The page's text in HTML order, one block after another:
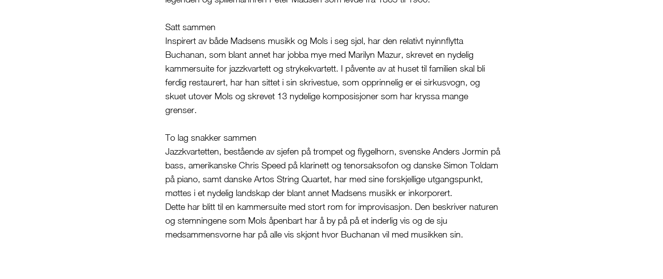
Satt sammen
Inspirert av både Madsens musikk og Mols i seg sjøl, har den relativt nyinnflytta
Buchanan, som blant annet har jobba mye med Marilyn Mazur, skrevet en nydelig
kammersuite for jazzkvartett og strykekvartett. I påvente av at huset til familien skal bli
ferdig restaurert, har han sittet i sin skrivestue, som opprinnelig er ei sirkusvogn, og
skuet utover Mols og skrevet 13 nydelige komposisjoner som har kryssa mange
grenser.
To lag snakker sammen
Jazzkvartetten, bestående av sjefen på trompet og flygelhorn, svenske Anders Jormin på
bass, amerikanske Chris Speed på klarinett og tenorsaksofon og danske Simon Toldam
på piano, samt danske Artos String Quartet, har med sine forskjellige utgangspunkt,
møttes i et nydelig landskap der blant annet Madsens musikk er inkorporert.
Dette har blitt til en kammersuite med stort rom for improvisasjon. Den beskriver naturen
og stemningene som Mols åpenbart har å by på på et inderlig vis og de sju
medsammensvorne har på alle vis skjønt hvor Buchanan vil med musikken sin.